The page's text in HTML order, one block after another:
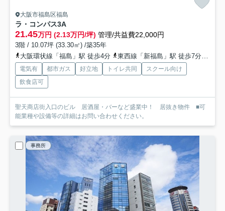
大阪市福島区福島
ラ・コンパス3A
21.45万円 (2.13万円/坪) 管理/共益費22,000円
3階 / 10.07坪 (33.30㎡) /築35年
大阪環状線「福島」駅 徒歩4分
東西線「新福島」駅 徒歩7分
電気有 都市ガス 好立地 トイレ共同
スクール向け
飲食店可
聖天商店街入口のビル 居酒屋・バーなど盛業中！ 居抜き物件 ■可
能業種や設備等の詳細はお問い合わせください。
事務所